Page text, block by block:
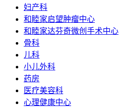
妇产科
和睦家启望肿瘤中心
和睦家达芬奇微创手术中心
骨科
儿科
小儿外科
药房
医疗美容科
心理健康中心